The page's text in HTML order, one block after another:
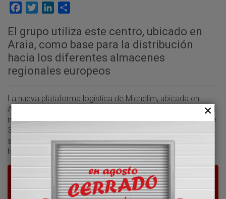
Facebook
TwitterLinkedIn
El grupo utiliza este centro, ubicado en
Araia, como base para la distribución
hacia los diferentes almacenes
regionales europeos
La nueva plataforma logística de Michelim, ubicada en
Araia (Álava), tiene capacidad para almacenar un total de 1
millón de neumáticos de turismo. El centro, que dispone de
31.000 metros cuadrados de almacén, actúa desde hace
semanas como base para la distribución de neumáticos
hacia los diferentes almacenes regionales europeos.
Para poder seguir leyendo hay que estar
suscrito a Transporte XXI, el periódico